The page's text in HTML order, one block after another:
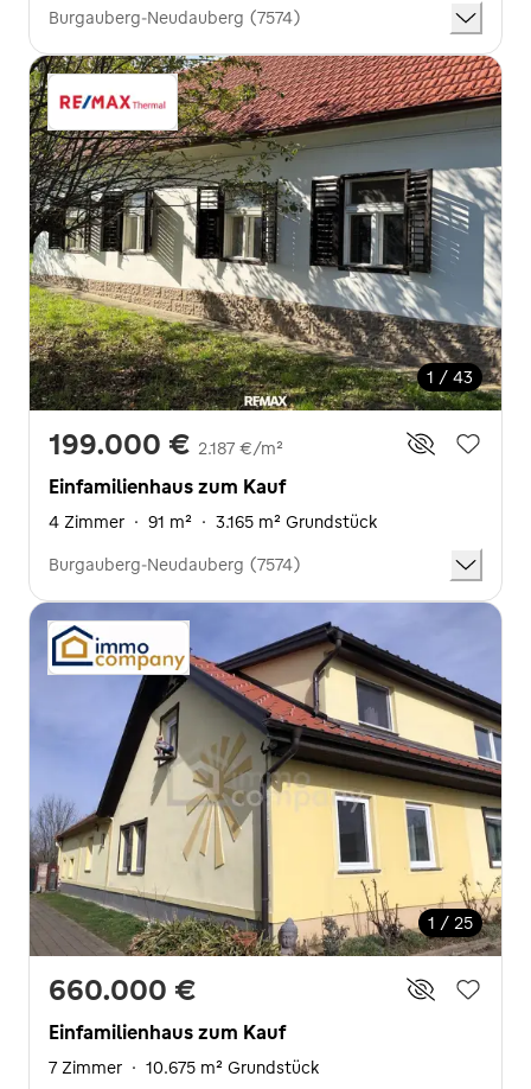
Burgauberg-Neudauberg (7574)
1 / 43
199.000 € 2.187 €/m²
Einfamilienhaus zum Kauf
4 Zimmer · 91 m² · 3.165 m² Grundstück
Burgauberg-Neudauberg (7574)
1 / 25
660.000 €
Einfamilienhaus zum Kauf
7 Zimmer · 10.675 m² Grundstück